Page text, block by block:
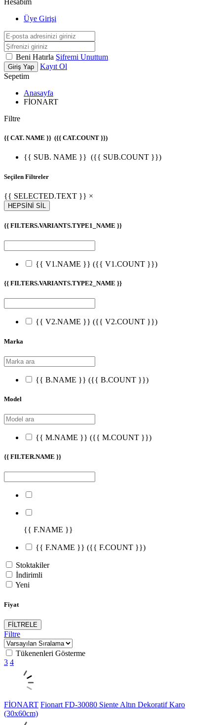
Hesabım
Üye Girişi
Beni Hatırla Şifremi Unuttum
Giriş Yap
Kayıt Ol
Sepetim
Anasayfa
FİONART
Filtre
{{ CAT. NAME }} ({{ CAT.COUNT }})
{{ SUB. NAME }} ({{ SUB.COUNT }})
Seçilen Filtreler
{{ SELECTED.TEXT }} ×
HEPSİNİ SİL
{{ FILTERS.VARIANTS.TYPE1_NAME }}
{{ V1.NAME }} ({{ V1.COUNT }})
{{ FILTERS.VARIANTS.TYPE2_NAME }}
{{ V2.NAME }} ({{ V2.COUNT }})
Marka
{{ B.NAME }} ({{ B.COUNT }})
Model
{{ M.NAME }} ({{ M.COUNT }})
{{ FILTER.NAME }}
{{ F.NAME }}
{{ F.NAME }} ({{ F.COUNT }})
Stoktakiler
İndirimli
Yeni
Fiyat
FİLTRELE
Filtre
Tükenenleri Gösterme
3 4
FİONART Fionart FD-30080 Siente Altın Dekoratif Karo
(30x60cm)